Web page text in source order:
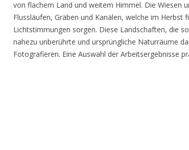
von flachem Land und weitem Himmel. Die Wiesen
Flussläufen, Gräben und Kanälen, welche im Herbst
Lichtstimmungen sorgen. Diese Landschaften, die
nahezu unberührte und ursprüngliche Naturräume
Fotografieren. Eine Auswahl der Arbeitsergebnisse